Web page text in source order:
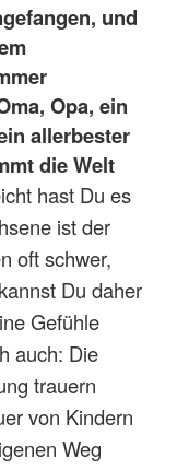
und
Opa, ein
allerbester
die Welt
hast Du es
ist der
oft schwer,
Du daher
Gefühle
auch: Die
trauern
von Kindern
Weg